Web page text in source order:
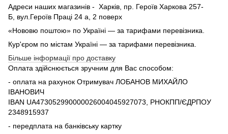
Адреси наших магазинів - Харків, пр. Героїв Харкова 257-
Б, вул.Героїв Праці 24 а, 2 поверх
«Нововю поштою» по Україні — за тарифами перевізника.
Кур'єром по містам Україні — за тарифами перевізника.
Більше інформації про доставку
Оплата здійснюється зручним для Вас способом:
- оплата на рахунок Отримувач ЛОБАНОВ МИХАЙЛО
ІВАНОВИЧ
IBAN UA473052990000026004045927073, РНОКПП/ЄДРПОУ
2348915937
- передплата на банківську картку